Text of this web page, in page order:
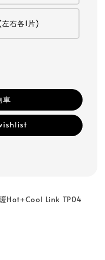
右各1片)
車
Hot+Cool Link TP04